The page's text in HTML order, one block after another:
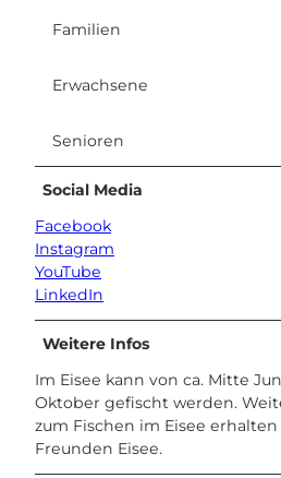
Familien
Erwachsene
Senioren
Social Media
Facebook
Instagram
YouTube
LinkedIn
Weitere Infos
Im Eisee kann von ca. Mitte
Oktober gefischt werden.
zum Fischen im Eisee
Freunden Eisee.